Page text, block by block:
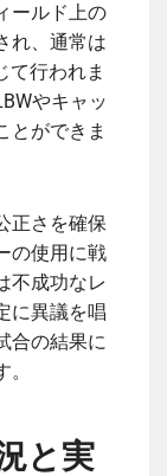
ールド上の
れ、通常は
て行われま
やキャッ
とができま
正さを確保
の使用に戦
不成功なレ
に異議を唱
合の結果に
と実